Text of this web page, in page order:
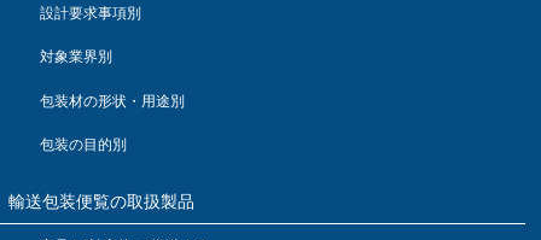
設計要求事項別
対象業界別
包装材の形状・用途別
包装の目的別
輸送包装便覧の取扱製品